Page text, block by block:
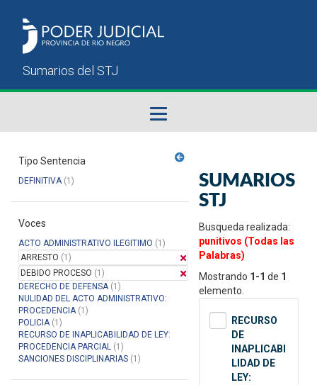
Sumarios del STJ
Manual del Usuario
Tipo Sentencia
DEFINITIVA(1)
Voces
ACTO ADMINISTRATIVO ILEGITIMO (1)
ARRESTO (1)
DEBIDO PROCESO (1)
DERECHO DE DEFENSA(1)
NULIDAD DEL ACTO ADMINISTRATIVO:
PROCEDENCIA(1)
POLICIA(1)
RECURSO DE INAPLICABILIDAD DE LEY:
PROCEDENCIA PARCIAL (1)
SANCIONES DISCIPLINARIAS (1)
SUMARIOS
STJ
Busqueda realizada:
punitivos (Todas las
Palabras)
Mostrando 1-1 de 1
elemento.
RECURSO
DE
INAPLICABI
LIDAD DE
LEY: